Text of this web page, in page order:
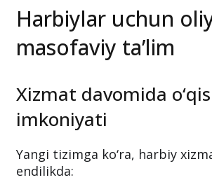
Harbiylar uchun
masofaviy ta’lim
Xizmat davomida
imkoniyati
Yangi tizimga ko‘ra, harbiy
endilikda: